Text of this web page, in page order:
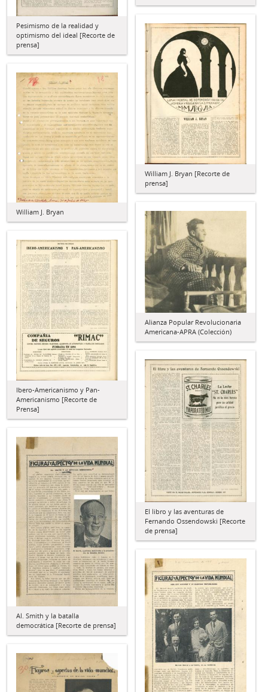
Pesimismo de la realidad y
optimismo del ideal [Recorte de
prensa]
William J. Bryan [Recorte de
prensa]
William J. Bryan
Alianza Popular Revolucionaria
Americana-APRA (Colección)
Ibero-Americanismo y Pan-
Americanismo [Recorte de
Prensa]
El libro y las aventuras de
Fernando Ossendowski [Recorte
de prensa]
Al. Smith y la batalla
democrática [Recorte de prensa]